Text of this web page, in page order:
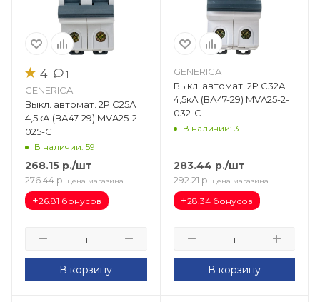
★ 4 1
GENERICA
Выкл. автомат. 2Р С25А
4,5кА (ВА47-29) MVA25-2-
025-C
В наличии: 59
268.15 р./шт
276.44 р. цена магазина
+26.81 бонусов
В корзину
GENERICA
Выкл. автомат. 2Р С32А
4,5кА (ВА47-29) MVA25-2-
032-C
В наличии: 3
283.44 р./шт
292.21 р. цена магазина
+28.34 бонусов
В корзину